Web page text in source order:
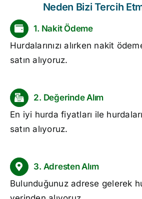
Neden Bizi Tercih
1. Nakit Ödeme
Hurdalarınızı alırken nakit
satın alıyoruz.
2. Değerinde Alım
En iyi hurda fiyatları ile
satın alıyoruz.
3. Adresten Alım
Bulunduğunuz adrese gelerek